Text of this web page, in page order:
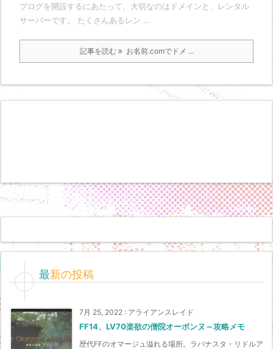
ブログを開設するにあたって、大切なのはドメインと、レンタル
サーバーです。 たくさんあるレン ...
記事を読む お名前.comでドメ ...
最新の投稿
7月 25, 2022 : アライアンスレイド
FF14、LV70楽欲の僧院オーボンヌ～攻略メモ
歴代FFのオマージュ溢れる場所。ラバナスタ・リドルア